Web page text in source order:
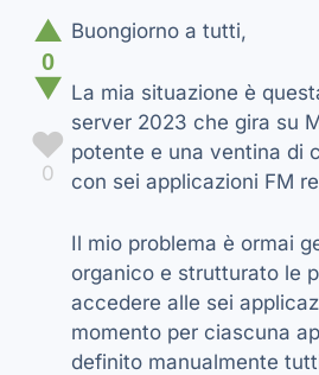
▲
0
▼
♥
0
Buongiorno a tutti,
La mia situazione è
server 2023 che gira su
potente e una ventina di
con sei applicazioni FM
Il mio problema è ormai
organico e strutturato le
accedere alle sei
momento per ciascuna
definito manualmente